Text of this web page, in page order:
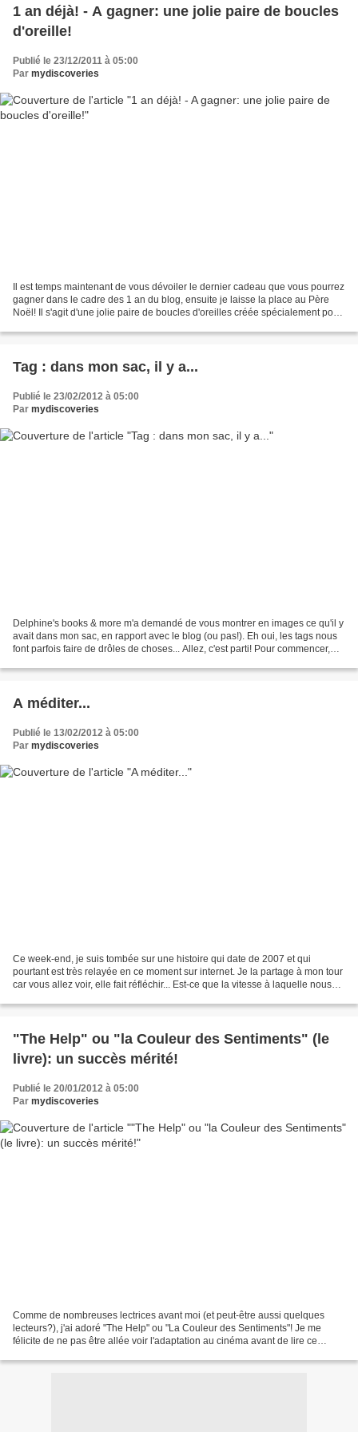
1 an déjà! - A gagner: une jolie paire de boucles
d'oreille!
Publié le 23/12/2011 à 05:00
Par mydiscoveries
Il est temps maintenant de vous dévoiler le dernier cadeau que vous pourrez
gagner dans le cadre des 1 an du blog, ensuite je laisse la place au Père
Noël! Il s'agit d'une jolie paire de boucles d'oreilles créée spécialement pour
Tag : dans mon sac, il y a...
Publié le 23/02/2012 à 05:00
Par mydiscoveries
Delphine's books & more m'a demandé de vous montrer en images ce qu'il y
avait dans mon sac, en rapport avec le blog (ou pas!). Eh oui, les tags nous
font parfois faire de drôles de choses... Allez, c'est parti! Pour commencer,
A méditer...
Publié le 13/02/2012 à 05:00
Par mydiscoveries
Ce week-end, je suis tombée sur une histoire qui date de 2007 et qui
pourtant est très relayée en ce moment sur internet. Je la partage à mon tour
car vous allez voir, elle fait réfléchir... Est-ce que la vitesse à laquelle nous
"The Help" ou "la Couleur des Sentiments" (le
livre): un succès mérité!
Publié le 20/01/2012 à 05:00
Par mydiscoveries
Comme de nombreuses lectrices avant moi (et peut-être aussi quelques
lecteurs?), j'ai adoré "The Help" ou "La Couleur des Sentiments"! Je me
félicite de ne pas être allée voir l'adaptation au cinéma avant de lire ce